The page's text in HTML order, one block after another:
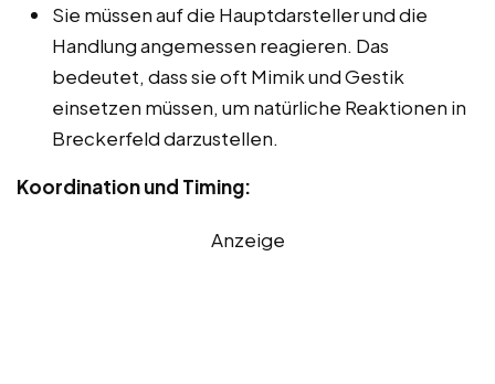
Sie müssen auf die Hauptdarsteller und die
Handlung angemessen reagieren. Das
bedeutet, dass sie oft Mimik und Gestik
einsetzen müssen, um natürliche Reaktionen in
Breckerfeld darzustellen.
Koordination und Timing:
Anzeige